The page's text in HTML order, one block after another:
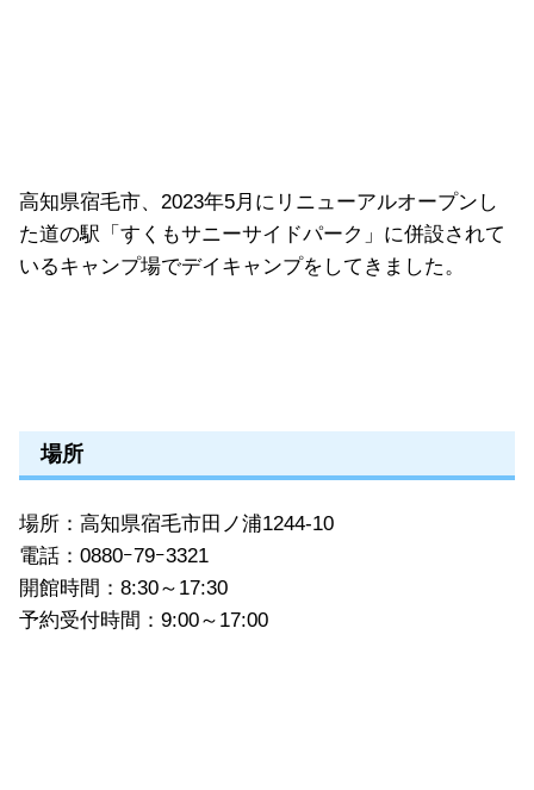
高知県宿毛市、2023年5月にリニューアルオープンし
た道の駅「すくもサニーサイドパーク」に併設されて
いるキャンプ場でデイキャンプをしてきました。
場所
場所：高知県宿毛市田ノ浦1244-10
電話：0880ｰ79ｰ3321
開館時間：8:30～17:30
予約受付時間：9:00～17:00